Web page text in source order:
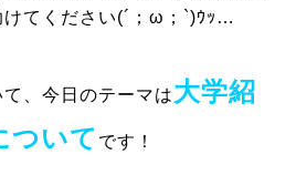
てください(´；ω；`)ｳｯ…
、今日のテーマは大学紹
ついて です！